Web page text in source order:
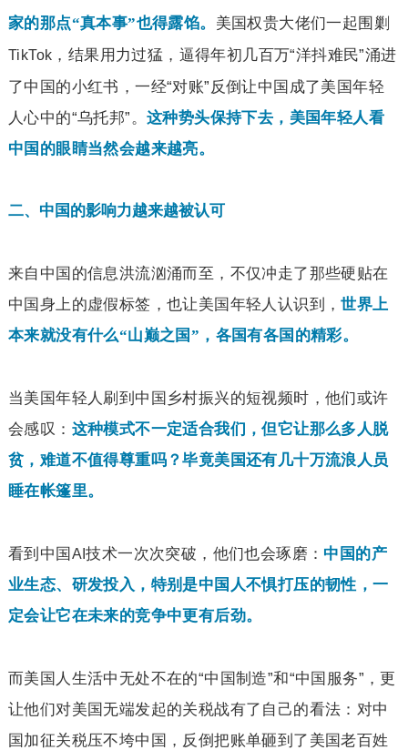
家的那点“真本事”也得露馅。 美国权贵大佬们一起围剿
TikTok ，结果用力过猛，逼得年初几百万“洋抖难民”涌进
了中国的小红书，一经“对账”反倒让中国成了美国年轻
人心中的“乌托邦”。 这种势头保持下去，美国年轻人看
中国的眼睛当然会越来越亮。
二、中国的影响力越来越被认可
来自中国的信息洪流汹涌而至，不仅冲走了那些硬贴在
中国身上的虚假标签，也让美国年轻人认识到，世界上
本来就没有什么“山巅之国”，各国有各国的精彩。
当美国年轻人刷到中国乡村振兴的短视频时，他们或许
会感叹： 这种模式不一定适合我们，但它让那么多人脱
贫，难道不值得尊重吗？毕竟美国还有几十万流浪人员
睡在帐篷里。
看到中国AI技术一次次突破，他们也会琢磨： 中国的产
业生态、研发投入，特别是中国人不惧打压的韧性，一
定会让它在未来的竞争中更有后劲。
而美国人生活中无处不在的“中国制造”和“中国服务”，更
让他们对美国无端发起的关税战有了自己的看法：对中
国加征关税压不垮中国，反倒把账单砸到了美国老百姓